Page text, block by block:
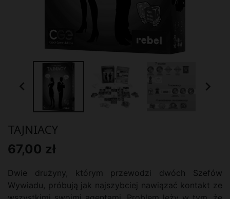
 
TAJNIACY
67,00 zł
Dwie drużyny, którym przewodzi dwóch Szefów
Wywiadu, próbują jak najszybciej nawiązać kontakt ze